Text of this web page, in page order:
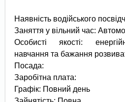
Наявність водійського
Заняття у вільний час:
Особисті якості:
навчання та бажання
Посада:
Заробітна плата:
Графік: Повний день